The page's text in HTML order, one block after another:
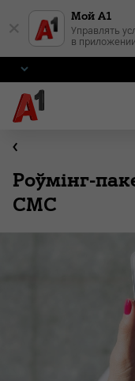
Мой А1
Управлять
в
Роўмінг-
СМС